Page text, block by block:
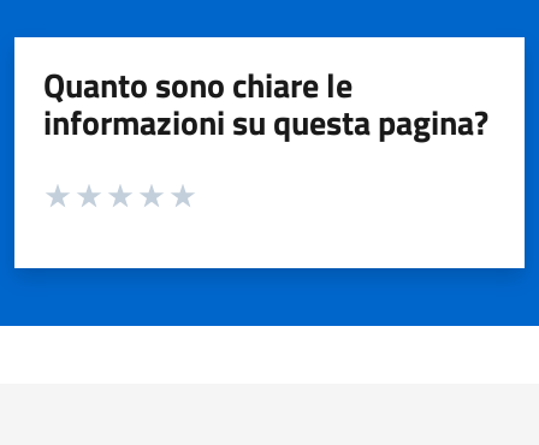
Quanto sono chiare le
informazioni su questa pagina?
Valuta da 1 a 5 stelle la pagina